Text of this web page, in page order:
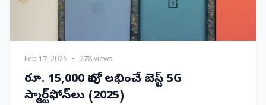
Feb 17, 2026 • 278 views
రూ. 15,000 లోపు లభించే బెస్ట్ 5G
స్మార్ట్‌ఫోన్‌లు (2025)